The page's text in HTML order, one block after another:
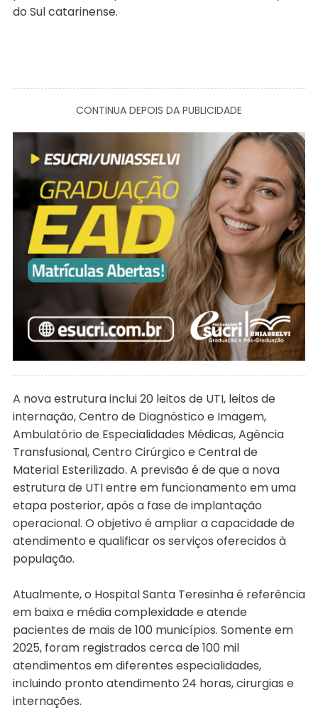
do Sul catarinense.
CONTINUA DEPOIS DA PUBLICIDADE
A nova estrutura inclui 20 leitos de UTI, leitos de
internação, Centro de Diagnóstico e Imagem,
Ambulatório de Especialidades Médicas, Agência
Transfusional, Centro Cirúrgico e Central de
Material Esterilizado. A previsão é de que a nova
estrutura de UTI entre em funcionamento em uma
etapa posterior, após a fase de implantação
operacional. O objetivo é ampliar a capacidade de
atendimento e qualificar os serviços oferecidos à
população.
Atualmente, o Hospital Santa Teresinha é referência
em baixa e média complexidade e atende
pacientes de mais de 100 municípios. Somente em
2025, foram registrados cerca de 100 mil
atendimentos em diferentes especialidades,
incluindo pronto atendimento 24 horas, cirurgias e
internações.